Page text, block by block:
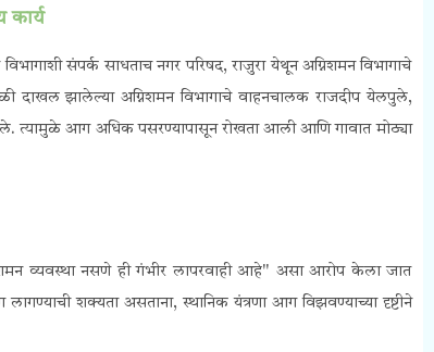
कार्य
संपर्क साधताच नगर परिषद, राजुरा येथून अग्निशमन विभागाचे
दाखल झालेल्या अग्निशमन विभागाचे वाहनचालक राजदीप येलपुले,
त्यामुळे आग अधिक पसरण्यापासून रोखता आली आणि गावात मोठ्या
व्यवस्था नसणे ही गंभीर लापरवाही आहे" असा आरोप केला जात
शक्यता असताना, स्थानिक यंत्रणा आग विझवण्याच्या दृष्टीने